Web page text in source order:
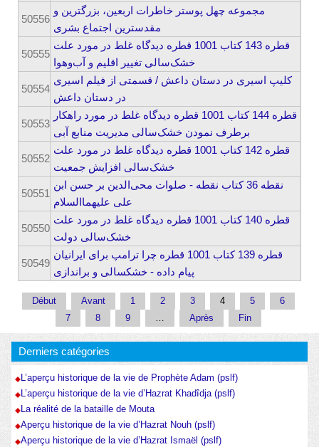
50556
مجموعه چهل پوستر خاطرات اربعین، بزرگترین و
مقدسترین اجتماع بشری
50555
قطره 143 کتاب 1001 قطره دیدگاه غلط در مورد علت
خشک‌سالی تغییر اقلیم و آب‌وهوا
50554
کلیپ اسیری در دستان داعش / قسمتی از فیلم اسیری
در دستان داعش
50553
قطره 144 کتاب 1001 قطره دیدگاه غلط در مورد راهکار
برطرف نمودن خشک‌سالی مدیریت منابع آبی
50552
قطره 142 کتاب 1001 قطره دیدگاه غلط در مورد علت
خشک‌سالی افزایش جمعیت
50551
نقطه 36 کتاب نقطه - صلوات محی‌الدین بر حسن ابن
علی علیهماالسلام
50550
قطره 140 کتاب 1001 قطره دیدگاه غلط در مورد علت
خشک‌سالی دولت
50549
قطره 139 کتاب 1001 قطره چرا ترامپ برای ایرانیان
پیام داده - خشکسالی و براندازی
Pages
Début Avant 1 2 3 4 5
6
7
8 9 … Après Fin
Derniers catégories
L’aperçu historique de la vie de Prophète Adam (pslf)
L’aperçu historique de la vie d’Hazrat Khadîdja (pslf)
La réalité de la bataille de Mouta
Aperçu historique de la vie d’Hazrat Nouh (pslf)
Aperçu historique de la vie d’Hazrat Ismaël (pslf)